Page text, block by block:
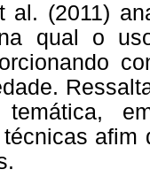
al. (2011)
qual o
temática,
afim